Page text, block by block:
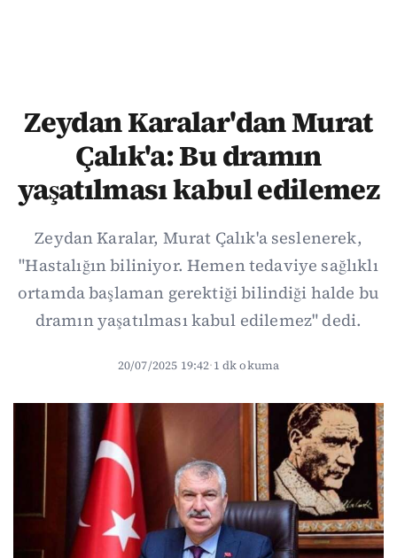
Zeydan Karalar'dan Murat
Çalık'a: Bu dramın
yaşatılması kabul edilemez
Zeydan Karalar, Murat Çalık'a seslenerek,
"Hastalığın biliniyor. Hemen tedaviye sağlıklı
ortamda başlaman gerektiği bilindiği halde bu
dramın yaşatılması kabul edilemez" dedi.
20/07/2025 19:42·1 dk okuma